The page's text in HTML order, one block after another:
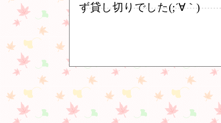
ず貸し切りでした(;´∀｀)